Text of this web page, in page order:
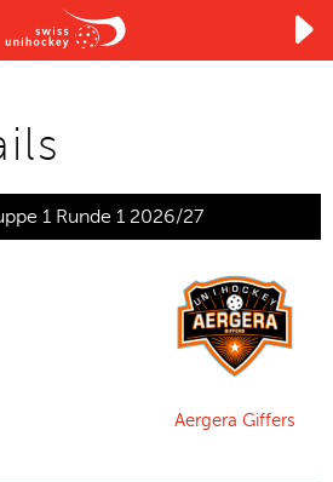
1 Runde 1 2026/27
Aergera Giffers